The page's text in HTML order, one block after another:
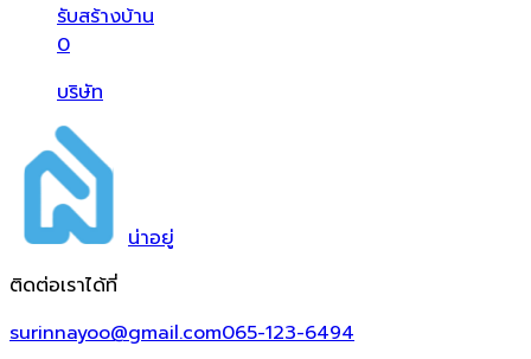
รับสร้างบ้าน
0
บริษัท
น่าอยู่
ติดต่อเราได้ที่
surinnayoo@gmail.com065-123-6494